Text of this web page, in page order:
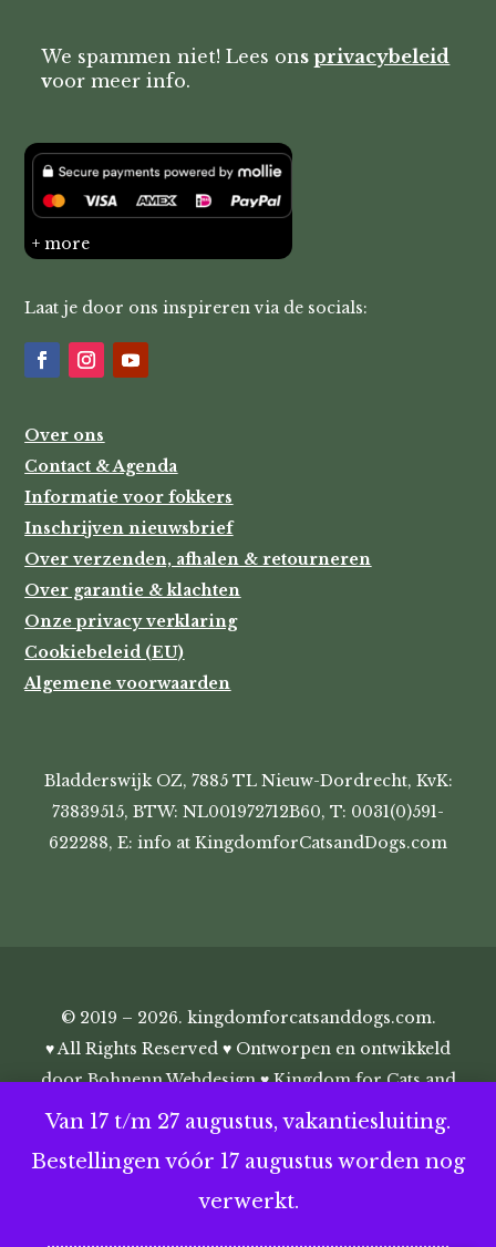
Van 17 t/m 27 augustus, vakantiesluiting.
Bestellingen vóór 17 augustus worden nog
verwerkt.
...........................................................................................
We spammen niet! Lees onsprivacybeleid
voor meer info.
+ more
Laat je door ons inspireren via de socials:
Over ons
Contact & Agenda
Informatie voor fokkers
Inschrijven nieuwsbrief
Over verzenden, afhalen & retourneren
Over garantie & klachten
Onze privacy verklaring
Cookiebeleid (EU)
Algemene voorwaarden
Bladderswijk OZ, 7885 TL Nieuw-Dordrecht, KvK:
73839515, BTW: NL001972712B60, T: 0031(0)591-
622288, E: info at KingdomforCatsandDogs.com
© 2019 – 2026. kingdomforcatsanddogs.com.
♥ All Rights Reserved ♥ Ontworpen en ontwikkeld
doorBohnenn Webdesign♥ Kingdom for Cats and
Dogs ♥